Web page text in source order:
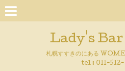
Lady's
札幌すすきのにある
tel : 011-512-